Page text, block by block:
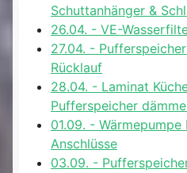
Schuttanhänger &
26.04. - VE-
27.04. -
Rücklauf
28.04. - Laminat
Pufferspeicher
01.09. -
Anschlüsse
03.09. -